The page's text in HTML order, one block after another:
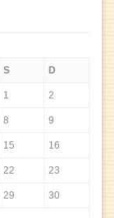
S D
1 2
8 9
15 16
22 23
29 30